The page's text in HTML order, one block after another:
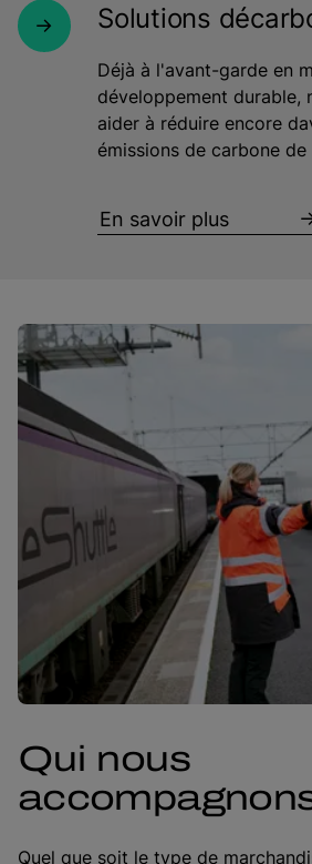
Solutions
Déjà à l'avant-garde en
développement durable,
aider à réduire encore
émissions de carbone
En savoir plus
Qui nous
Quel que soit le type de